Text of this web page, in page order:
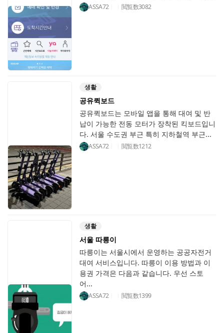
ASSA72 閲覧数3082
생활
공유퀵보드
공유퀵보드는 모바일 앱을 통해 대여 및 반
납이 가능한 전동 모터가 장착된 킥보드입니
다. 서울 수도권 부근 특히 지하철역 부근...
ASSA72 閲覧数1212
생활
서울 따릉이
따릉이는 서울시에서 운영하는 공공자전거
대여 서비스입니다. 따릉이 이용 방법과 이
용권 가격은 다음과 같습니다. 우선 스토
어...
ASSA72 閲覧数1399